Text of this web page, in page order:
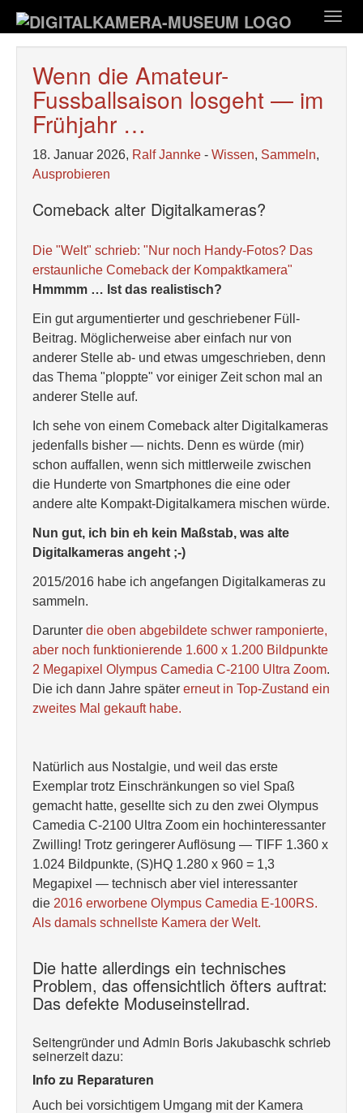
Hauptinhalt
springen
Wenn die Amateur-
Fussballsaison losgeht — im
Frühjahr …
18. Januar 2026, Ralf Jannke - Wissen, Sammeln,
Ausprobieren
Comeback alter Digitalkameras?
Die "Welt" schrieb: "Nur noch Handy-Fotos? Das
erstaunliche Comeback der Kompaktkamera"
Hmmmm … Ist das realistisch?
Ein gut argumentierter und geschriebener Füll-
Beitrag. Möglicherweise aber einfach nur von
anderer Stelle ab- und etwas umgeschrieben, denn
das Thema "ploppte" vor einiger Zeit schon mal an
anderer Stelle auf.
Ich sehe von einem Comeback alter Digitalkameras
jedenfalls bisher — nichts. Denn es würde (mir)
schon auffallen, wenn sich mittlerweile zwischen
die Hunderte von Smartphones die eine oder
andere alte Kompakt-Digitalkamera mischen würde.
Nun gut, ich bin eh kein Maßstab, was alte
Digitalkameras angeht ;-)
2015/2016 habe ich angefangen Digitalkameras zu
sammeln.
Darunter die oben abgebildete schwer ramponierte,
aber noch funktionierende 1.600 x 1.200 Bildpunkte
2 Megapixel Olympus Camedia C-2100 Ultra Zoom.
Die ich dann Jahre später erneut in Top-Zustand ein
zweites Mal gekauft habe.
Natürlich aus Nostalgie, und weil das erste
Exemplar trotz Einschränkungen so viel Spaß
gemacht hatte, gesellte sich zu den zwei Olympus
Camedia C-2100 Ultra Zoom ein hochinteressanter
Zwilling! Trotz geringerer Auflösung — TIFF 1.360 x
1.024 Bildpunkte, (S)HQ 1.280 x 960 = 1,3
Megapixel — technisch aber viel interessanter
die 2016 erworbene Olympus Camedia E-100RS.
Als damals schnellste Kamera der Welt.
Die hatte allerdings ein technisches
Problem, das offensichtlich öfters auftrat:
Das defekte Moduseinstellrad.
Seitengründer und Admin Boris Jakubaschk schrieb
seinerzeit dazu:
Info zu Reparaturen
Auch bei vorsichtigem Umgang mit der Kamera